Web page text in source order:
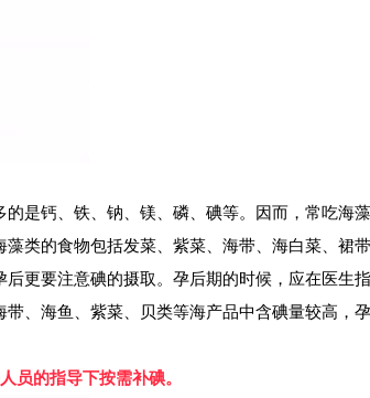
是钙、铁、钠、镁、磷、碘等。因而，常吃海
类的食物包括发菜、紫菜、海带、海白菜、裙带
更要注意碘的摄取。孕后期的时候，应在医生
、海鱼、紫菜、贝类等海产品中含碘量较高，
员的指导下按需补碘。